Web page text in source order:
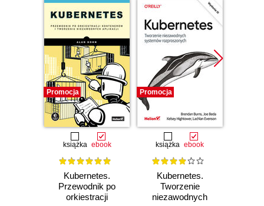
Promocja
książka ebook
Kubernetes.
Przewodnik po
orkiestracji
Promocja
książka ebook
Kubernetes.
Tworzenie
niezawodnych